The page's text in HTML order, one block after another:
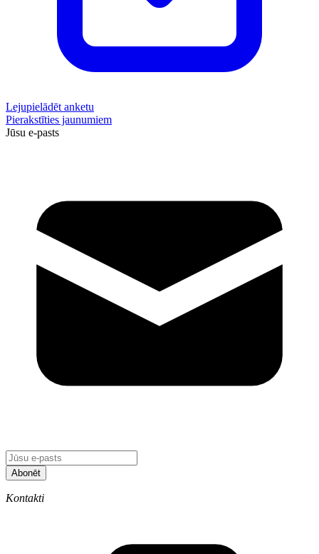
Lejupielādēt anketu
Pierakstīties jaunumiem
Jūsu e-pasts
Abonēt
Kontakti